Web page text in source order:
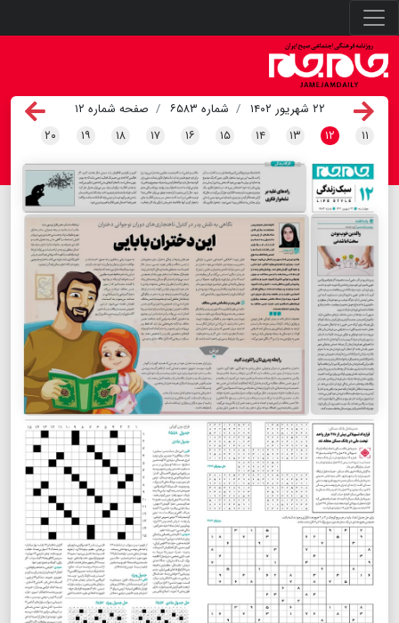
۲۲ شهریور ۱۴۰۲ شماره ۶۵۸۳
صفحه شماره ۱۲
۱۱ ۱۲ ۱۳ ۱۴ ۱۵ ۱۶ ۱۷ ۱۸ ۱۹ ۲۰